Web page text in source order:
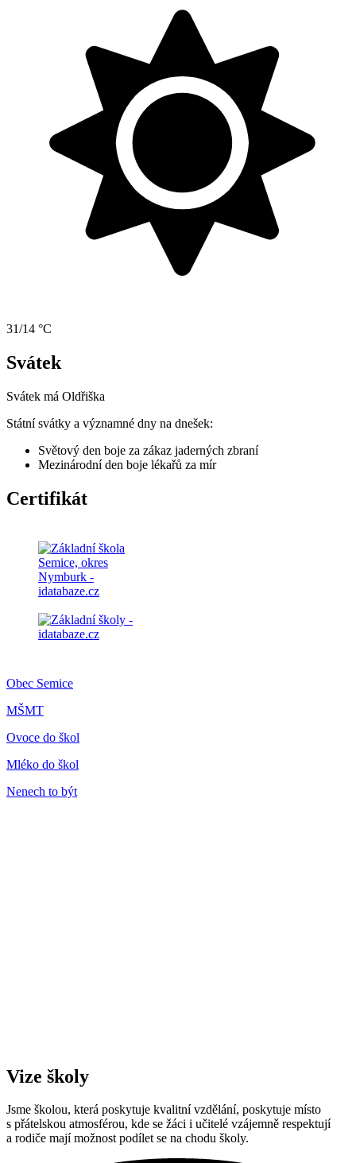
31/14 °C
Svátek
Svátek má Oldřiška
Státní svátky a významné dny na dnešek:
Světový den boje za zákaz jaderných zbraní
Mezinárodní den boje lékařů za mír
Certifikát
Obec Semice
MŠMT
Ovoce do škol
Mléko do škol
Nenech to být
Vize školy
Jsme školou, která poskytuje kvalitní vzdělání, poskytuje místo
s přátelskou atmosférou, kde se žáci i učitelé vzájemně respektují
a rodiče mají možnost podílet se na chodu školy.